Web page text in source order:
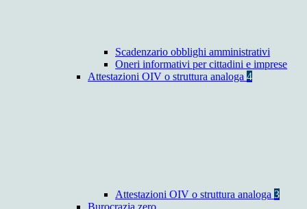
Scadenzario obblighi amministrativi
Oneri informativi per cittadini e imprese
Attestazioni OIV o struttura analoga 4
Attestazioni OIV o struttura analoga 3